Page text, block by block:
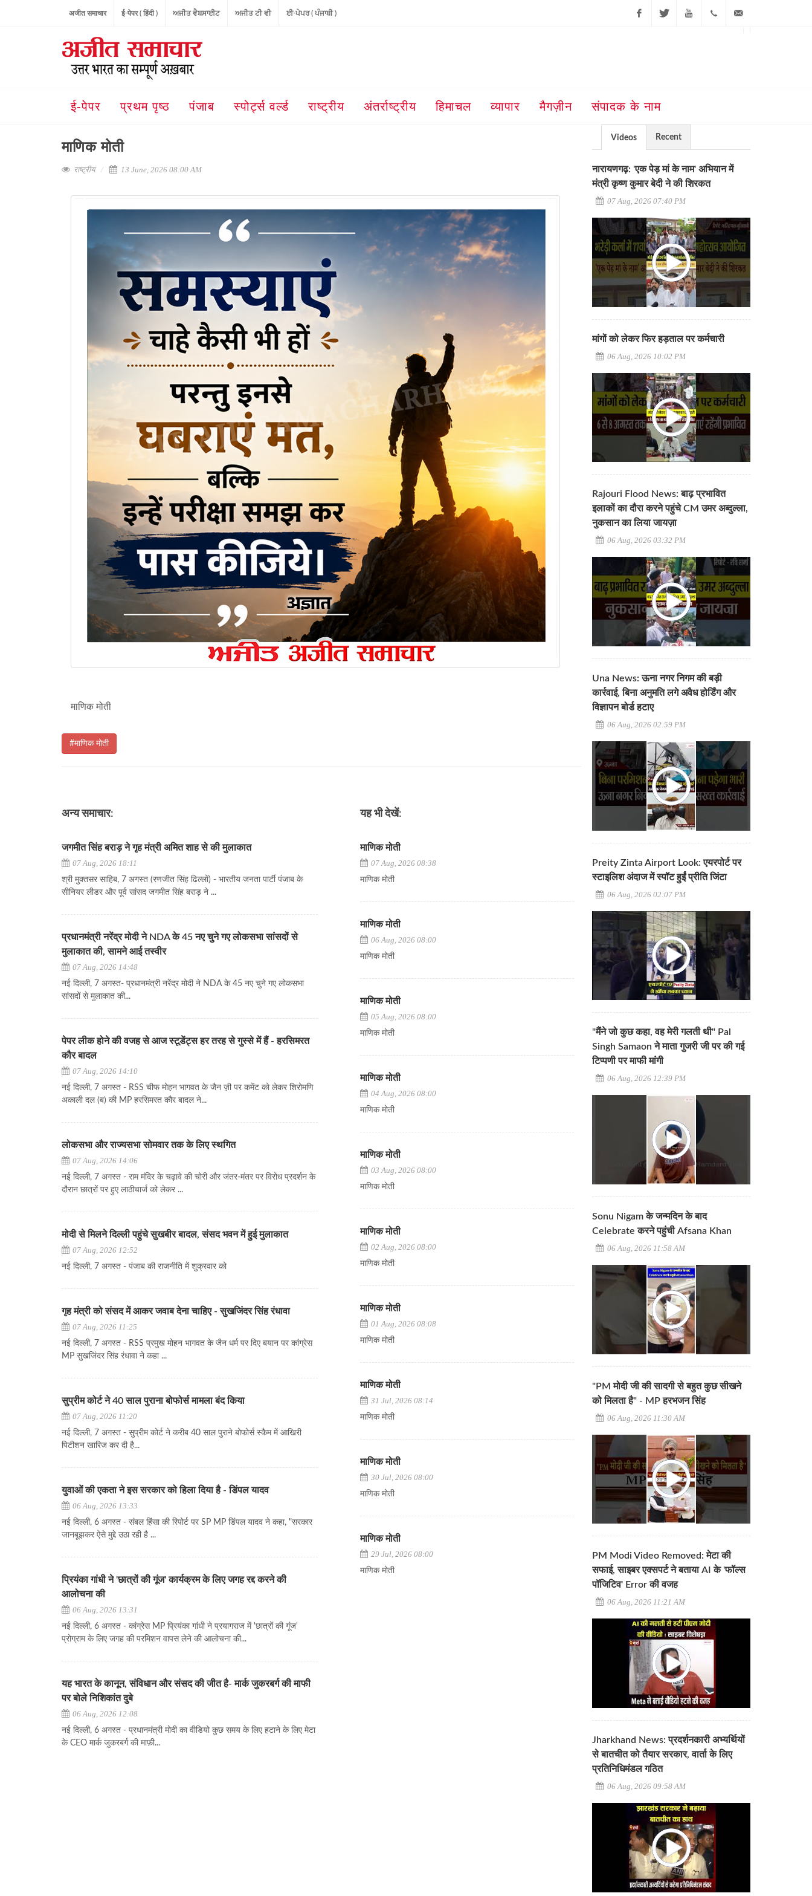
अजीत समाचार ई-पेपर ( हिंदी ) ਅਜੀਤ ਵੈਬਸਾਈਟ ਅਜੀਤ ਟੀ ਵੀ ਈ-ਪੇਪਰ ( ਪੰਜਾਬੀ )
ई-पेपर प्रथम पृष्ठ पंजाब स्पोर्ट्स वर्ल्ड राष्ट्रीय अंतर्राष्ट्रीय हिमाचल व्यापार मैगज़ीन संपादक के नाम
माणिक मोती
राष्ट्रीय 13 June, 2026 08:00 AM
माणिक मोती
#माणिक मोती
अन्य समाचार:
जगमीत सिंह बराड़ ने गृह मंत्री अमित शाह से की मुलाकात
07 Aug, 2026 18:11
श्री मुक्तसर साहिब, 7 अगस्त (रणजीत सिंह ढिल्लों) - भारतीय जनता पार्टी पंजाब के
सीनियर लीडर और पूर्व सांसद जगमीत सिंह बराड़ ने ...
प्रधानमंत्री नरेंद्र मोदी ने NDA के 45 नए चुने गए लोकसभा सांसदों से
मुलाकात की, सामने आई तस्वीर
07 Aug, 2026 14:48
नई दिल्ली, 7 अगस्त- प्रधानमंत्री नरेंद्र मोदी ने NDA के 45 नए चुने गए लोकसभा
सांसदों से मुलाकात की...
पेपर लीक होने की वजह से आज स्टूडेंट्स हर तरह से गुस्से में हैं - हरसिमरत
कौर बादल
07 Aug, 2026 14:10
नई दिल्ली, 7 अगस्त - RSS चीफ मोहन भागवत के जैन ज़ी पर कमेंट को लेकर शिरोमणि
अकाली दल (ब) की MP हरसिमरत कौर बादल ने...
लोकसभा और राज्यसभा सोमवार तक के लिए स्थगित
07 Aug, 2026 14:06
नई दिल्ली, 7 अगस्त - राम मंदिर के चढ़ावे की चोरी और जंतर-मंतर पर विरोध प्रदर्शन के
दौरान छात्रों पर हुए लाठीचार्ज को लेकर ...
मोदी से मिलने दिल्ली पहुंचे सुखबीर बादल, संसद भवन में हुई मुलाकात
07 Aug, 2026 12:52
नई दिल्ली, 7 अगस्त - पंजाब की राजनीति में शुक्रवार को
गृह मंत्री को संसद में आकर जवाब देना चाहिए - सुखजिंदर सिंह रंधावा
07 Aug, 2026 11:25
नई दिल्ली, 7 अगस्त - RSS प्रमुख मोहन भागवत के जैन धर्म पर दिए बयान पर कांग्रेस
MP सुखजिंदर सिंह रंधावा ने कहा ...
सुप्रीम कोर्ट ने 40 साल पुराना बोफोर्स मामला बंद किया
07 Aug, 2026 11:20
नई दिल्ली, 7 अगस्त - सुप्रीम कोर्ट ने करीब 40 साल पुराने बोफोर्स स्कैम में आखिरी
पिटीशन खारिज कर दी है...
युवाओं की एकता ने इस सरकार को हिला दिया है - डिंपल यादव
06 Aug, 2026 13:33
नई दिल्ली, 6 अगस्त - संबल हिंसा की रिपोर्ट पर SP MP डिंपल यादव ने कहा, "सरकार
जानबूझकर ऐसे मुद्दे उठा रही है ...
प्रियंका गांधी ने 'छात्रों की गूंज' कार्यक्रम के लिए जगह रद्द करने की
आलोचना की
06 Aug, 2026 13:31
नई दिल्ली, 6 अगस्त - कांग्रेस MP प्रियंका गांधी ने प्रयागराज में 'छात्रों की गूंज'
प्रोग्राम के लिए जगह की परमिशन वापस लेने की आलोचना की...
यह भारत के कानून, संविधान और संसद की जीत है- मार्क जुकरबर्ग की माफी
पर बोले निशिकांत दुबे
06 Aug, 2026 12:08
नई दिल्ली, 6 अगस्त - प्रधानमंत्री मोदी का वीडियो कुछ समय के लिए हटाने के लिए मेटा
के CEO मार्क जुकरबर्ग की माफ़ी...
यह भी देखें:
माणिक मोती
07 Aug, 2026 08:38
माणिक मोती
माणिक मोती
06 Aug, 2026 08:00
माणिक मोती
माणिक मोती
05 Aug, 2026 08:00
माणिक मोती
माणिक मोती
04 Aug, 2026 08:00
माणिक मोती
माणिक मोती
03 Aug, 2026 08:00
माणिक मोती
माणिक मोती
02 Aug, 2026 08:00
माणिक मोती
माणिक मोती
01 Aug, 2026 08:08
माणिक मोती
माणिक मोती
31 Jul, 2026 08:14
माणिक मोती
माणिक मोती
30 Jul, 2026 08:00
माणिक मोती
माणिक मोती
29 Jul, 2026 08:00
माणिक मोती
Videos Recent
नारायणगढ़: 'एक पेड़ मां के नाम' अभियान में
मंत्री कृष्ण कुमार बेदी ने की शिरकत
07 Aug, 2026 07:40 PM
मांगों को लेकर फिर हड़ताल पर कर्मचारी
06 Aug, 2026 10:02 PM
Rajouri Flood News: बाढ़ प्रभावित
इलाकों का दौरा करने पहुंचे CM उमर अब्दुल्ला,
नुकसान का लिया जायज़ा
06 Aug, 2026 03:32 PM
Una News: ऊना नगर निगम की बड़ी
कार्रवाई, बिना अनुमति लगे अवैध होर्डिंग और
विज्ञापन बोर्ड हटाए
06 Aug, 2026 02:59 PM
Preity Zinta Airport Look: एयरपोर्ट पर
स्टाइलिश अंदाज में स्पॉट हुईं प्रीति जिंटा
06 Aug, 2026 02:07 PM
"मैंने जो कुछ कहा, वह मेरी गलती थी" Pal
Singh Samaon ने माता गुजरी जी पर की गई
टिप्पणी पर माफी मांगी
06 Aug, 2026 12:39 PM
Sonu Nigam के जन्मदिन के बाद
Celebrate करने पहुंची Afsana Khan
06 Aug, 2026 11:58 AM
"PM मोदी जी की सादगी से बहुत कुछ सीखने
को मिलता है" - MP हरभजन सिंह
06 Aug, 2026 11:30 AM
PM Modi Video Removed: मेटा की
सफाई, साइबर एक्सपर्ट ने बताया AI के 'फॉल्स
पॉजिटिव' Error की वजह
06 Aug, 2026 11:21 AM
Jharkhand News: प्रदर्शनकारी अभ्यर्थियों
से बातचीत को तैयार सरकार, वार्ता के लिए
प्रतिनिधिमंडल गठित
06 Aug, 2026 09:58 AM